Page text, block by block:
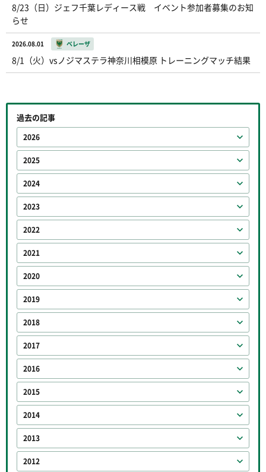
8/23（日）ジェフ千葉レディース戦 イベント参加者募集のお知
らせ
2026.08.01 ベレーザ
8/1（火）vsノジマステラ神奈川相模原 トレーニングマッチ結果
過去の記事
2026
2025
2024
2023
2022
2021
2020
2019
2018
2017
2016
2015
2014
2013
2012